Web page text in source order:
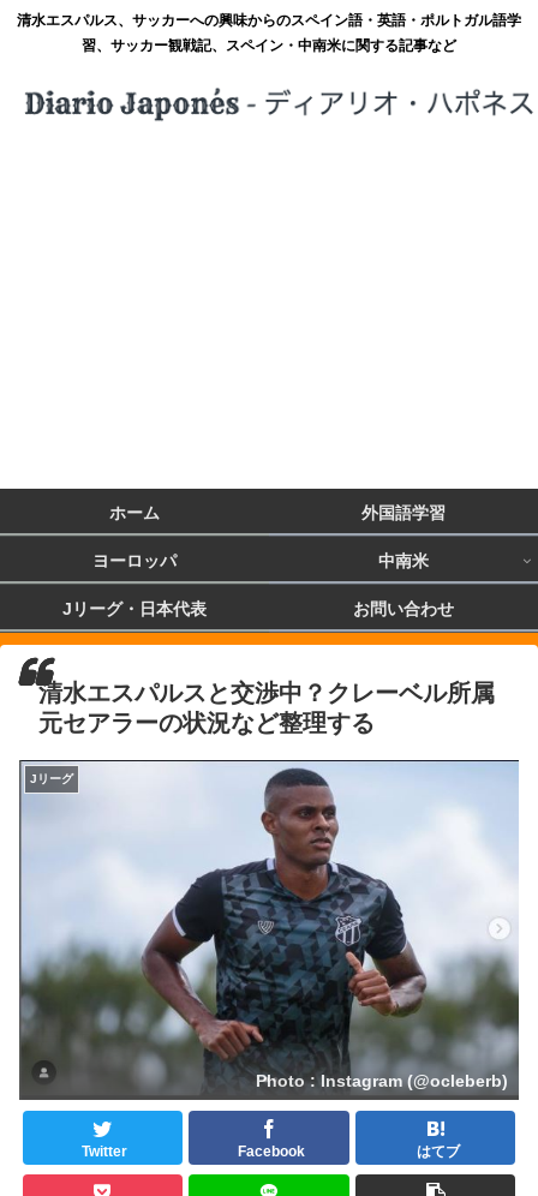
清水エスパルス、サッカーへの興味からのスペイン語・英語・ポルトガル語学
習、サッカー観戦記、スペイン・中南米に関する記事など
ホーム 外国語学習
ヨーロッパ 中南米
Jリーグ・日本代表 お問い合わせ
清水エスパルスと交渉中？クレーベル所属
元セアラーの状況など整理する
Jリーグ
Photo : Instagram (@ocleberb)
Twitter Facebook はてブ